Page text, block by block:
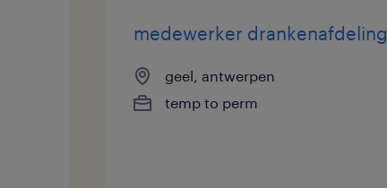
medewerker drankenafdeling
geel, antwerpen
temp to perm